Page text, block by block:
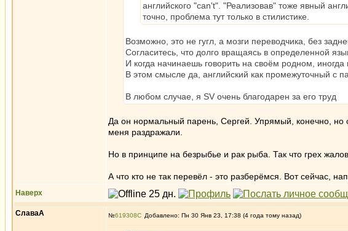
английского "can't". "Реализовав" тоже явный
точно, проблема тут только в стилистике.
Возможно, это не гугл, а мозги переводчика, без
Согласитесь, что долго вращаясь в определенной
И когда начинаешь говорить на своём родном,
В этом смысле да, английский как промежуточный с
В любом случае, я SV очень благодарен за его труд
Да он нормальный парень, Сергей. Упрямый, конечно, но
меня раздражали.
Но в принципе на безрыбье и рак рыба. Так что грех
А что кто не так перевёл - это разберёмся. Вот сейчас,
Наверх
СлаваА №619308 Добавлено: Пн 30 Янв 23, 17:38 (4 года тому назад)